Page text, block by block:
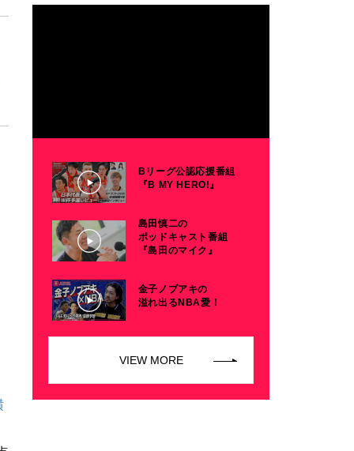
Bリーグ公認応援番組
『B MY HERO!』
島田慎二の
ポッドキャスト番組
『島田のマイク』
金子ノブアキの
溢れ出るNBA愛！
VIEW MORE